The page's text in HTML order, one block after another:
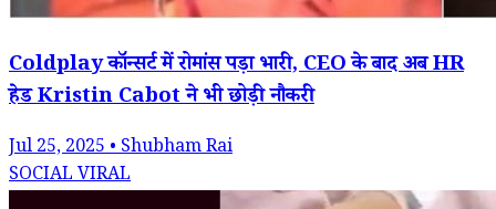
Coldplay कॉन्सर्ट में रोमांस पड़ा भारी, CEO के बाद अब HR
हेड Kristin Cabot ने भी छोड़ी नौकरी
Jul 25, 2025 • Shubham Rai
SOCIAL VIRAL